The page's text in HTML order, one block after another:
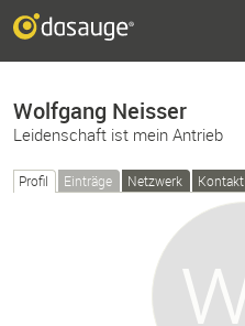
Wolfgang Neisser
Leidenschaft ist mein Antrieb
Profil Einträge Netzwerk Kontakt